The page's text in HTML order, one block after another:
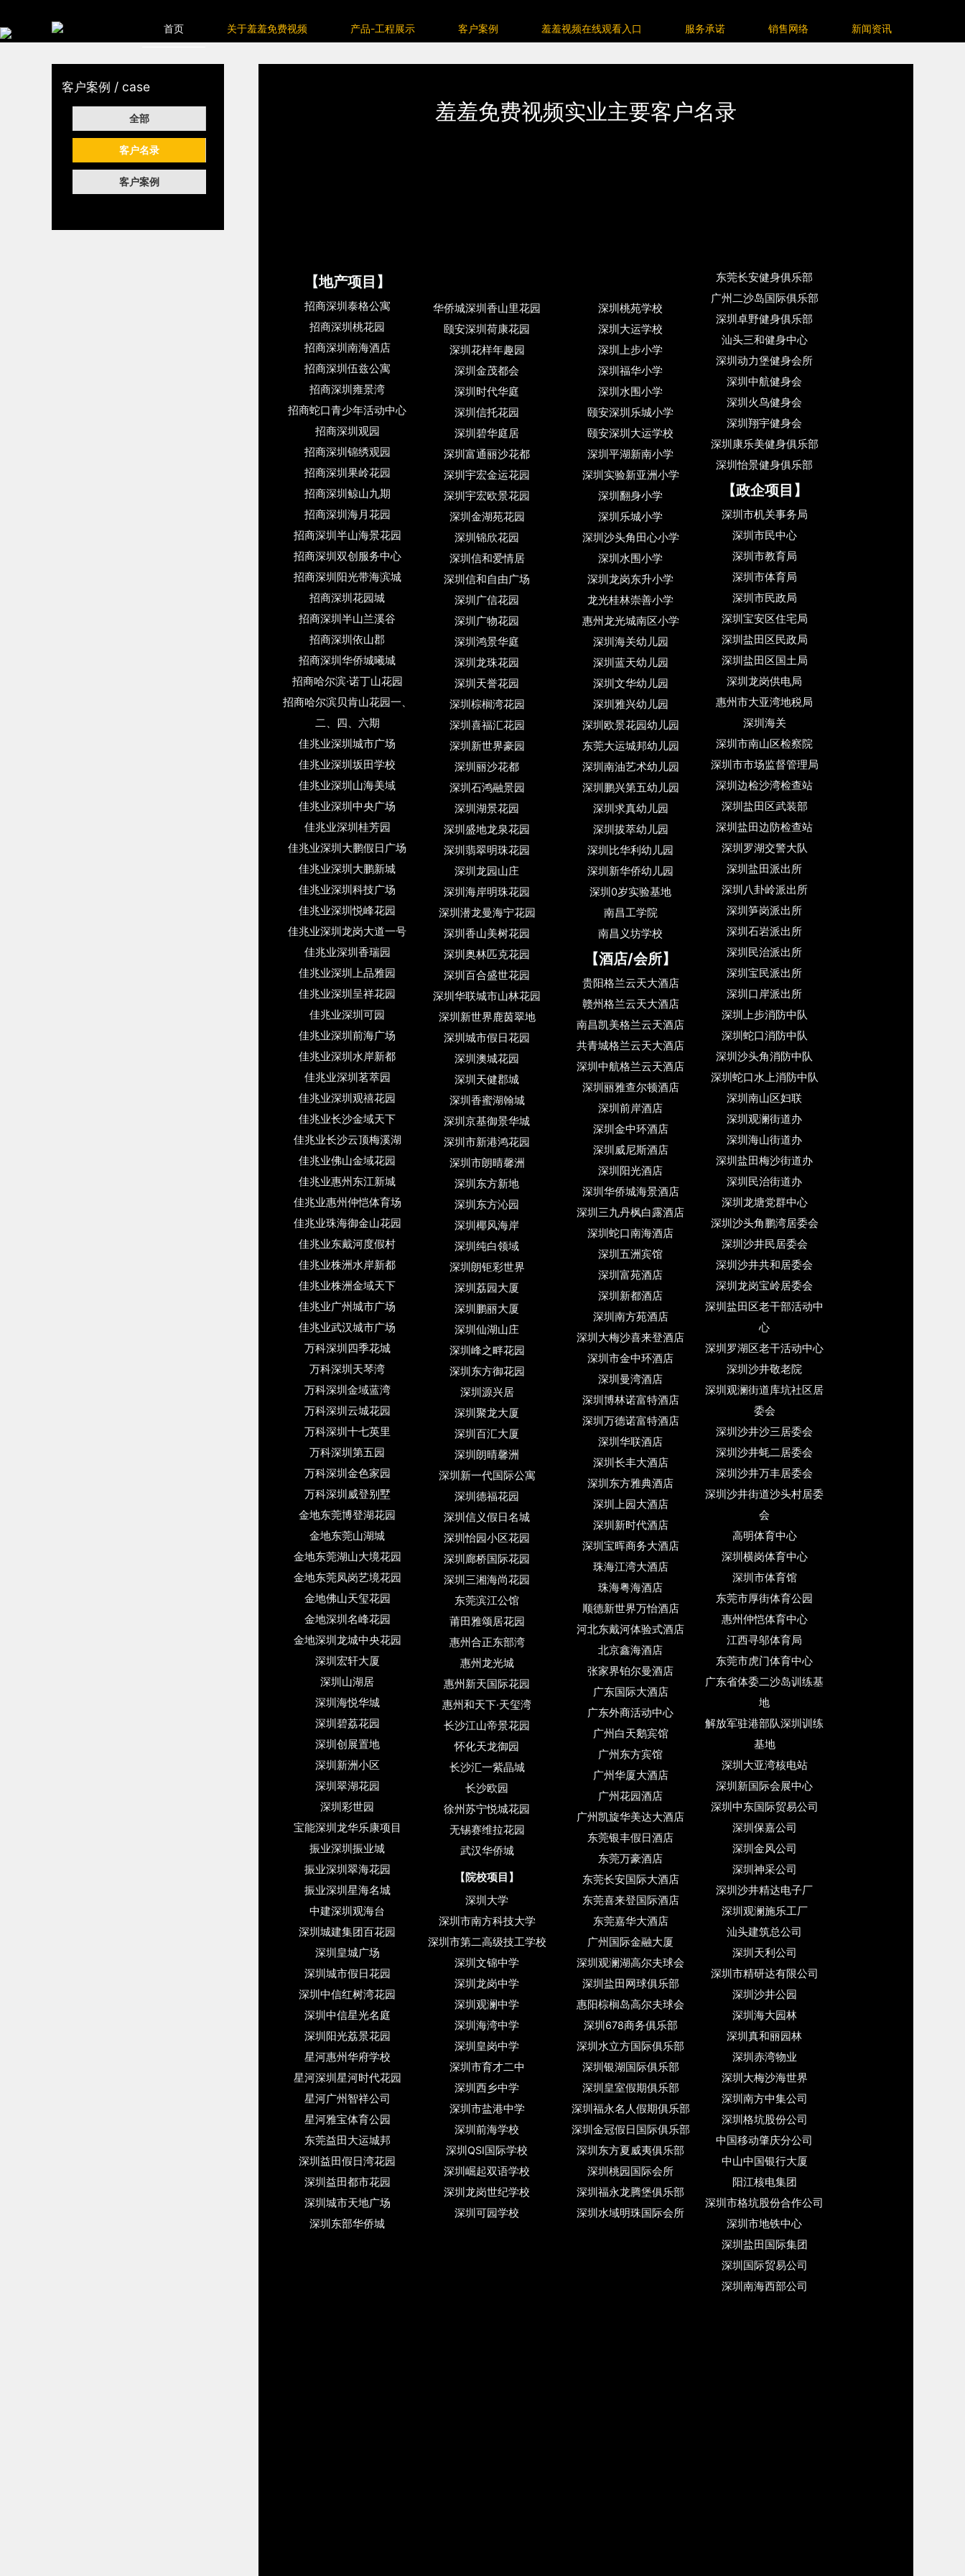
首页 关于羞羞免费视频 产品-工程展示 客户案例 羞羞视频在线观看入口 服务承诺 销售网络 新闻资讯
客户案例 / case
全部
客户名录
客户案例
羞羞免费视频实业主要客户名录
【地产项目】
招商深圳泰格公寓
招商深圳桃花园
招商深圳南海酒店
招商深圳伍兹公寓
招商深圳雍景湾
招商蛇口青少年活动中心
招商深圳观园
招商深圳锦绣观园
招商深圳果岭花园
招商深圳鲸山九期
招商深圳海月花园
招商深圳半山海景花园
招商深圳双创服务中心
招商深圳阳光带海滨城
招商深圳花园城
招商深圳半山兰溪谷
招商深圳依山郡
招商深圳华侨城曦城
招商哈尔滨·诺丁山花园
招商哈尔滨贝肯山花园一、
二、四、六期
佳兆业深圳城市广场
佳兆业深圳坂田学校
佳兆业深圳山海美域
佳兆业深圳中央广场
佳兆业深圳桂芳园
佳兆业深圳大鹏假日广场
佳兆业深圳大鹏新城
佳兆业深圳科技广场
佳兆业深圳悦峰花园
佳兆业深圳龙岗大道一号
佳兆业深圳香瑞园
佳兆业深圳上品雅园
佳兆业深圳呈祥花园
佳兆业深圳可园
佳兆业深圳前海广场
佳兆业深圳水岸新都
佳兆业深圳茗萃园
佳兆业深圳观禧花园
佳兆业长沙金域天下
佳兆业长沙云顶梅溪湖
佳兆业佛山金域花园
佳兆业惠州东江新城
佳兆业惠州仲恺体育场
佳兆业珠海御金山花园
佳兆业东戴河度假村
佳兆业株洲水岸新都
佳兆业株洲金域天下
佳兆业广州城市广场
佳兆业武汉城市广场
万科深圳四季花城
万科深圳天琴湾
万科深圳金域蓝湾
万科深圳云城花园
万科深圳十七英里
万科深圳第五园
万科深圳金色家园
万科深圳威登别墅
金地东莞博登湖花园
金地东莞山湖城
金地东莞湖山大境花园
金地东莞凤岗艺境花园
金地佛山天玺花园
金地深圳名峰花园
金地深圳龙城中央花园
深圳宏轩大厦
深圳山湖居
深圳海悦华城
深圳碧荔花园
深圳创展置地
深圳新洲小区
深圳翠湖花园
深圳彩世园
宝能深圳龙华乐康项目
振业深圳振业城
振业深圳翠海花园
振业深圳星海名城
中建深圳观海台
深圳城建集团百花园
深圳皇城广场
深圳城市假日花园
深圳中信红树湾花园
深圳中信星光名庭
深圳阳光荔景花园
星河惠州华府学校
星河深圳星河时代花园
星河广州智祥公司
星河雅宝体育公园
东莞益田大运城邦
深圳益田假日湾花园
深圳益田都市花园
深圳城市天地广场
深圳东部华侨城
华侨城深圳香山里花园
颐安深圳荷康花园
深圳花样年趣园
深圳金茂都会
深圳时代华庭
深圳信托花园
深圳碧华庭居
深圳富通丽沙花都
深圳宇宏金运花园
深圳宇宏欧景花园
深圳金湖苑花园
深圳锦欣花园
深圳信和爱情居
深圳信和自由广场
深圳广信花园
深圳广物花园
深圳鸿景华庭
深圳龙珠花园
深圳天誉花园
深圳棕榈湾花园
深圳喜福汇花园
深圳新世界豪园
深圳丽沙花都
深圳石鸿融景园
深圳湖景花园
深圳盛地龙泉花园
深圳翡翠明珠花园
深圳龙园山庄
深圳海岸明珠花园
深圳潜龙曼海宁花园
深圳香山美树花园
深圳奥林匹克花园
深圳百合盛世花园
深圳华联城市山林花园
深圳新世界鹿茵翠地
深圳城市假日花园
深圳澳城花园
深圳天健郡城
深圳香蜜湖翰城
深圳京基御景华城
深圳市新港鸿花园
深圳市朗晴馨洲
深圳东方新地
深圳东方沁园
深圳椰风海岸
深圳纯白领域
深圳朗钜彩世界
深圳荔园大厦
深圳鹏丽大厦
深圳仙湖山庄
深圳峰之畔花园
深圳东方御花园
深圳源兴居
深圳聚龙大厦
深圳百汇大厦
深圳朗晴馨洲
深圳新一代国际公寓
深圳德福花园
深圳信义假日名城
深圳怡园小区花园
深圳廊桥国际花园
深圳三湘海尚花园
东莞滨江公馆
莆田雅颂居花园
惠州合正东部湾
惠州龙光城
惠州新天国际花园
惠州和天下·天玺湾
长沙江山帝景花园
怀化天龙御园
长沙汇一紫晶城
长沙欧园
徐州苏宁悦城花园
无锡赛维拉花园
武汉华侨城
【院校项目】
深圳大学
深圳市南方科技大学
深圳市第二高级技工学校
深圳文锦中学
深圳龙岗中学
深圳观澜中学
深圳海湾中学
深圳皇岗中学
深圳市育才二中
深圳西乡中学
深圳市盐港中学
深圳前海学校
深圳QSI国际学校
深圳崛起双语学校
深圳龙岗世纪学校
深圳可园学校
深圳桃苑学校
深圳大运学校
深圳上步小学
深圳福华小学
深圳水围小学
颐安深圳乐城小学
颐安深圳大运学校
深圳平湖新南小学
深圳实验新亚洲小学
深圳翻身小学
深圳乐城小学
深圳沙头角田心小学
深圳水围小学
深圳龙岗东升小学
龙光桂林崇善小学
惠州龙光城南区小学
深圳海关幼儿园
深圳蓝天幼儿园
深圳文华幼儿园
深圳雅兴幼儿园
深圳欧景花园幼儿园
东莞大运城邦幼儿园
深圳南油艺术幼儿园
深圳鹏兴第五幼儿园
深圳求真幼儿园
深圳拔萃幼儿园
深圳比华利幼儿园
深圳新华侨幼儿园
深圳0岁实验基地
南昌工学院
南昌义坊学校
【酒店/会所】
贵阳格兰云天大酒店
赣州格兰云天大酒店
南昌凯美格兰云天酒店
共青城格兰云天大酒店
深圳中航格兰云天酒店
深圳丽雅查尔顿酒店
深圳前岸酒店
深圳金中环酒店
深圳威尼斯酒店
深圳阳光酒店
深圳华侨城海景酒店
深圳三九丹枫白露酒店
深圳蛇口南海酒店
深圳五洲宾馆
深圳富苑酒店
深圳新都酒店
深圳南方苑酒店
深圳大梅沙喜来登酒店
深圳市金中环酒店
深圳曼湾酒店
深圳博林诺富特酒店
深圳万德诺富特酒店
深圳华联酒店
深圳长丰大酒店
深圳东方雅典酒店
深圳上园大酒店
深圳新时代酒店
深圳宝晖商务大酒店
珠海江湾大酒店
珠海粤海酒店
顺德新世界万怡酒店
河北东戴河体验式酒店
北京鑫海酒店
张家界铂尔曼酒店
广东国际大酒店
广东外商活动中心
广州白天鹅宾馆
广州东方宾馆
广州华厦大酒店
广州花园酒店
广州凯旋华美达大酒店
东莞银丰假日酒店
东莞万豪酒店
东莞长安国际大酒店
东莞喜来登国际酒店
东莞嘉华大酒店
广州国际金融大厦
深圳观澜湖高尔夫球会
深圳盐田网球俱乐部
惠阳棕榈岛高尔夫球会
深圳678商务俱乐部
深圳水立方国际俱乐部
深圳银湖国际俱乐部
深圳皇室假期俱乐部
深圳福永名人假期俱乐部
深圳金冠假日国际俱乐部
深圳东方夏威夷俱乐部
深圳桃园国际会所
深圳福永龙腾堡俱乐部
深圳水域明珠国际会所
东莞长安健身俱乐部
广州二沙岛国际俱乐部
深圳卓野健身俱乐部
汕头三和健身中心
深圳动力堡健身会所
深圳中航健身会
深圳火鸟健身会
深圳翔宇健身会
深圳康乐美健身俱乐部
深圳怡景健身俱乐部
【政企项目】
深圳市机关事务局
深圳市民中心
深圳市教育局
深圳市体育局
深圳市民政局
深圳宝安区住宅局
深圳盐田区民政局
深圳盐田区国土局
深圳龙岗供电局
惠州市大亚湾地税局
深圳海关
深圳市南山区检察院
深圳市市场监督管理局
深圳边检沙湾检查站
深圳盐田区武装部
深圳盐田边防检查站
深圳罗湖交警大队
深圳盐田派出所
深圳八卦岭派出所
深圳笋岗派出所
深圳石岩派出所
深圳民治派出所
深圳宝民派出所
深圳口岸派出所
深圳上步消防中队
深圳蛇口消防中队
深圳沙头角消防中队
深圳蛇口水上消防中队
深圳南山区妇联
深圳观澜街道办
深圳海山街道办
深圳盐田梅沙街道办
深圳民治街道办
深圳龙塘党群中心
深圳沙头角鹏湾居委会
深圳沙井民居委会
深圳沙井共和居委会
深圳龙岗宝岭居委会
深圳盐田区老干部活动中
心
深圳罗湖区老干活动中心
深圳沙井敬老院
深圳观澜街道库坑社区居
委会
深圳沙井沙三居委会
深圳沙井蚝二居委会
深圳沙井万丰居委会
深圳沙井街道沙头村居委
会
高明体育中心
深圳横岗体育中心
深圳市体育馆
东莞市厚街体育公园
惠州仲恺体育中心
江西寻邬体育局
东莞市虎门体育中心
广东省体委二沙岛训练基
地
解放军驻港部队深圳训练
基地
深圳大亚湾核电站
深圳新国际会展中心
深圳中东国际贸易公司
深圳保嘉公司
深圳金风公司
深圳神采公司
深圳沙井精达电子厂
深圳观澜施乐工厂
汕头建筑总公司
深圳天利公司
深圳市精研达有限公司
深圳沙井公园
深圳海大园林
深圳真和丽园林
深圳赤湾物业
深圳大梅沙海世界
深圳南方中集公司
深圳格坑股份公司
中国移动肇庆分公司
中山中国银行大厦
阳江核电集团
深圳市格坑股份合作公司
深圳市地铁中心
深圳盐田国际集团
深圳国际贸易公司
深圳南海西部公司